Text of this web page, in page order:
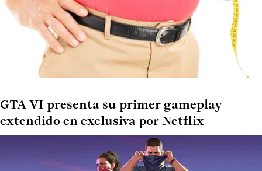
GTA VI presenta su primer gameplay
extendido en exclusiva por Netflix